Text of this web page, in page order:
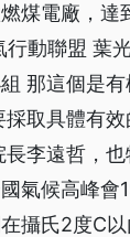
煤電廠，達
行動聯盟 葉
那這個是
採取具體有
李遠哲，也
氣候高峰會
攝氏2度C